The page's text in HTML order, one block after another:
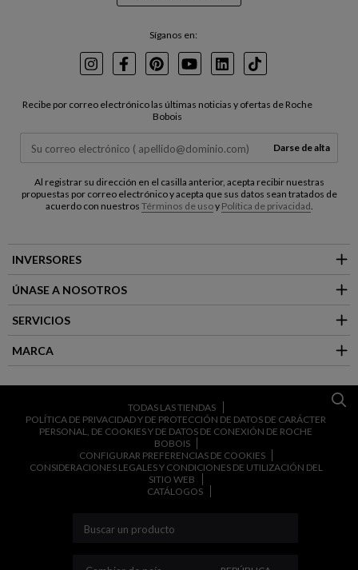
Síganos en:
InstagramFacebookPinterest
YoutubeLinkedInTikTok
Recibe por correo electrónico las últimas noticias y ofertas de Roche
Bobois
Darse de alta
Al registrar su dirección en el casilla anterior, acepta recibir nuestras
propuestas por correo electrónico y acepta que sus datos sean tratados de
acuerdo con nuestros Términos de usoy Política de privacidad
INVERSORES
ÚNASE A NOSOTROS
SERVICIOS
MARCA
TODAS LAS TIENDAS
POLÍTICA DE PRIVACIDAD Y DE PROTECCIÓN DE DATOS DE CARÁCTER
PERSONAL, DE COOKIES Y DE DATOS DE CONEXIÓN DE ROCHE
BOBOIS
CONFIGURAR PREFERENCIAS DE COOKIES
CONSIDERACIONES LEGALES Y CONDICIONES DE UTILIZACIÓN DEL
SITIO WEB
CATÁLOGOS